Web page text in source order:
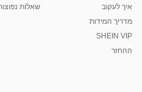
איך לעקוב
מדריך המידות
SHEIN VIP
ההחזר
שאלות